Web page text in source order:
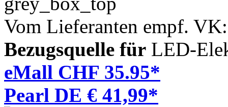
Vom Lieferanten empf.
Bezugsquelle für LED-
eMall CHF 35.95*
Pearl DE € 41,99*